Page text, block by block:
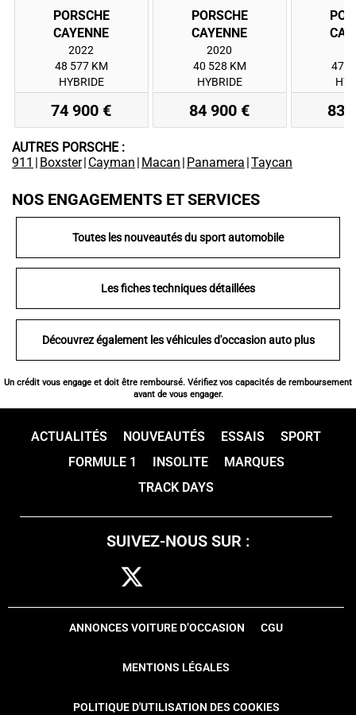
PORSCHE
2022
48 577 KM
HYBRIDE
74 900 €
PORSCHE
2020
40 528 KM
HYBRIDE
84 900 €
47
83
AUTRES PORSCHE :
911 | Boxster| Cayman | Macan | Panamera |Taycan
NOS ENGAGEMENTS ET SERVICES
Toutes les nouveautés du sport automobile
Les fiches techniques détaillées
Découvrez également les véhicules d'occasion auto plus
Un crédit vous engage et doit être remboursé. Vérifiez vos capacités de remboursement
avant de vous engager.
ACTUALITÉS NOUVEAUTÉS ESSAIS
SPORT
FORMULE 1
INSOLITE
MARQUES
TRACK DAYS
SUIVEZ-NOUS SUR :
ANNONCES VOITURE D’OCCASION CGU
MENTIONS LÉGALES
POLITIQUE D'UTILISATION DES COOKIES